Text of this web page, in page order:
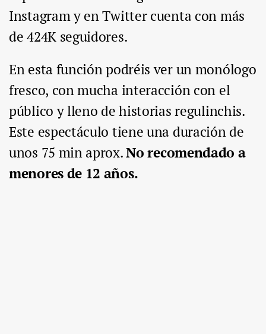
Instagram y en Twitter cuenta con más
de 424K seguidores.
En esta función podréis ver un monólogo
fresco, con mucha interacción con el
público y lleno de historias regulinchis.
Este espectáculo tiene una duración de
unos 75 min aprox.No recomendado a
menores de 12 años.